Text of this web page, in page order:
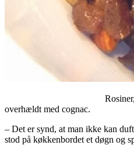
Rosiner, mandler,
overhældt med cognac.
– Det er synd, at man ikke kan
stod på køkkenbordet et døgn og